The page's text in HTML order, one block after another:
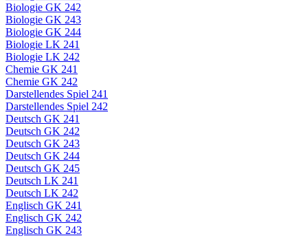
Biologie GK 242
Biologie GK 243
Biologie GK 244
Biologie LK 241
Biologie LK 242
Chemie GK 241
Chemie GK 242
Darstellendes Spiel 241
Darstellendes Spiel 242
Deutsch GK 241
Deutsch GK 242
Deutsch GK 243
Deutsch GK 244
Deutsch GK 245
Deutsch LK 241
Deutsch LK 242
Englisch GK 241
Englisch GK 242
Englisch GK 243